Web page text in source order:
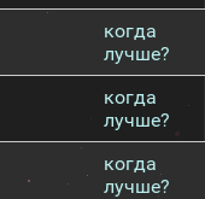
когда
лучше?
когда
лучше?
когда
лучше?